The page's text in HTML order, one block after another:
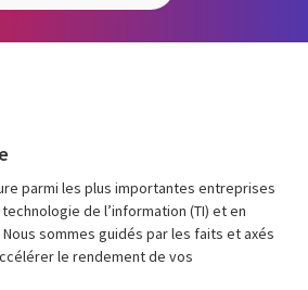
parmi les plus importantes entreprises
de l’information (TI) et en
sommes guidés par les faits et axés
le rendement de vos